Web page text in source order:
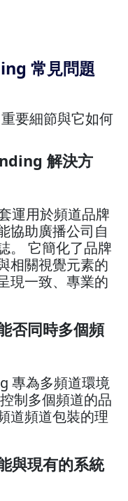
常見問題
要細節與它如何
解決方
運用於頻道品牌
協助廣播公司自
。 它簡化了品牌
相關視覺元素的
現一致、專業的
否同時多個頻
專為多頻道環境
制多個頻道的品
道頻道包裝的理
與現有的系統